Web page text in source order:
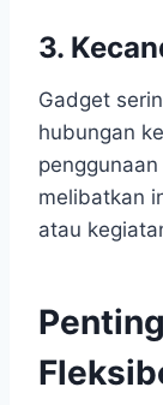
3.
Gadget
hubungan
melibatkan
atau